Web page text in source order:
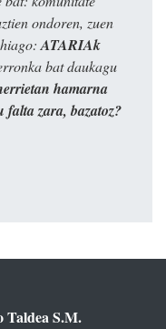
ondoren, zuen
ATARIAk
bat daukagu
hamarna
falta zara, bazatoz?
Taldea S.M.